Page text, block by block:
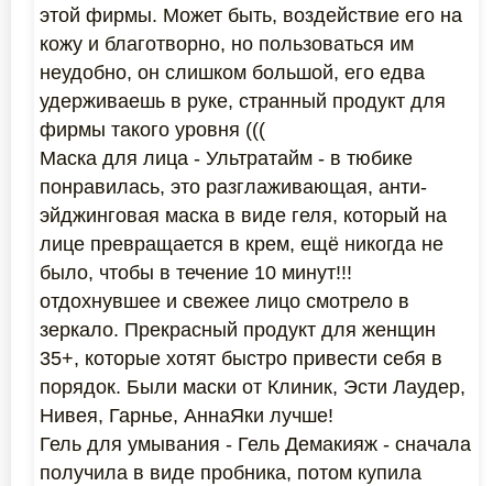
этой фирмы. Может быть, воздействие его на
кожу и благотворно, но пользоваться им
неудобно, он слишком большой, его едва
удерживаешь в руке, странный продукт для
фирмы такого уровня (((
Маска для лица - Ультратайм - в тюбике
понравилась, это разглаживающая, анти-
эйджинговая маска в виде геля, который на
лице превращается в крем, ещё никогда не
было, чтобы в течение 10 минут!!!
отдохнувшее и свежее лицо смотрело в
зеркало. Прекрасный продукт для женщин
35+, которые хотят быстро привести себя в
порядок. Были маски от Клиник, Эсти Лаудер,
Нивея, Гарнье, АннаЯки лучше!
Гель для умывания - Гель Демакияж - сначала
получила в виде пробника, потом купила